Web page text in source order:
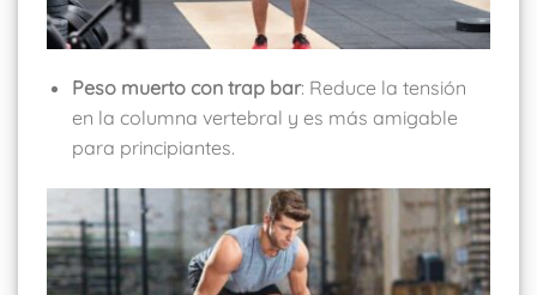
Peso muerto con trap bar: Reduce la tensión
en la columna vertebral y es más amigable
para principiantes.